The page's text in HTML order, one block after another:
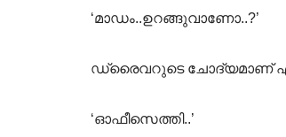
‘മാഡം..ഉറങ്ങുവാണോ..?’
ഡ്രൈവറുടെ ചോദ്യമാണ്
‘ഓഫീസെത്തി..’